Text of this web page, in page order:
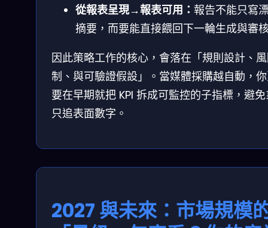
從報表呈現→報表可用： 報告不能只寫
摘要，而要能直接餵回下一輪生成與審
因此策略工作的核心，會落在「規則設計、
制、與可驗證假設」。當媒體採購越自動，
要在早期就把 KPI 拆成可監控的子指標，避
只追表面數字。
2027 與未來：市場規模